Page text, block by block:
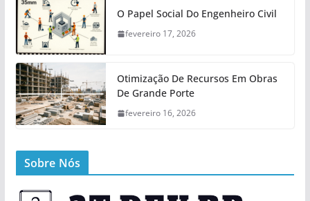
O Papel Social Do Engenheiro Civil
fevereiro 17, 2026
Otimização De Recursos Em Obras
De Grande Porte
fevereiro 16, 2026
Sobre Nós